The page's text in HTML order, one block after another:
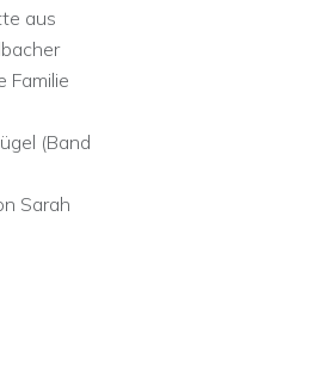
aus
Familie
(Band
Sarah